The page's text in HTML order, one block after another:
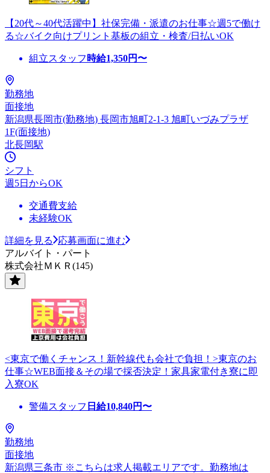
【20代～40代活躍中】社保完備・派遣のお仕事☆週5で働け
る☆バイク向けプリント基板の組立・検査/日払いOK
組立スタッフ 時給1,350円〜
勤務地
面接地
新潟県長岡市(勤務地) 長岡市旭町2-1-3 旭町いづみプラザ
1F(面接地)
北長岡駅
シフト
週5日からOK
交通費支給
未経験OK
詳細を見る
応募画面に進む
アルバイト・パート
株式会社ＭＫＲ(145)
<東京で働くチャンス！新幹線代も会社で負担！>東京のお
仕事☆WEB面接＆その場で採否決定！家具家電付き寮に即
入寮OK
警備スタッフ 日給10,840円〜
勤務地
面接地
新潟県三条市 ※こちらは求人掲載エリアです。勤務地は